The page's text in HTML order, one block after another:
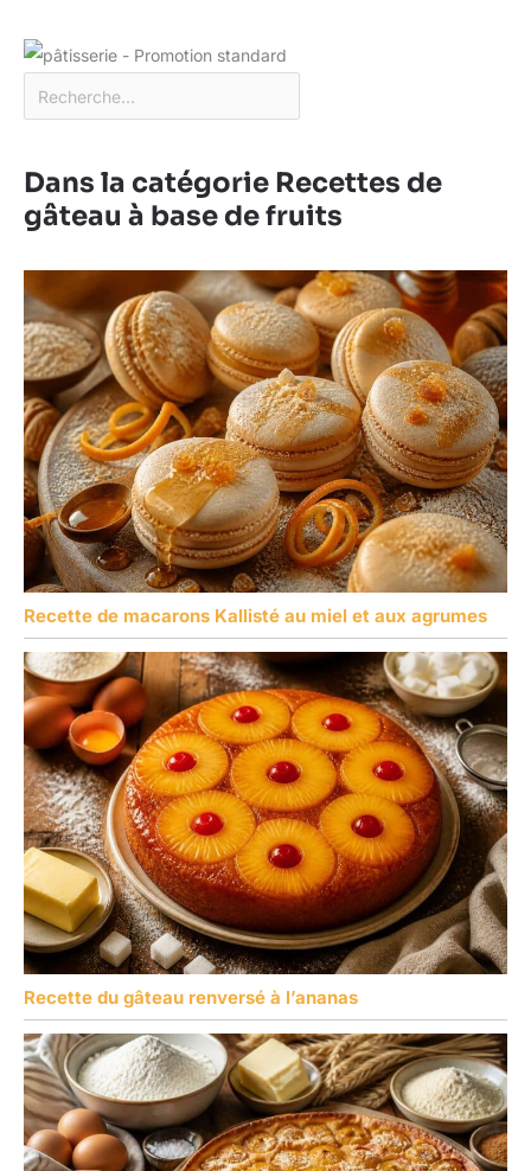
satisfaire !
Dans la catégorie Recettes de
gâteau à base de fruits
Recette de macarons Kallisté au miel et aux agrumes
Recette du gâteau renversé à l’ananas